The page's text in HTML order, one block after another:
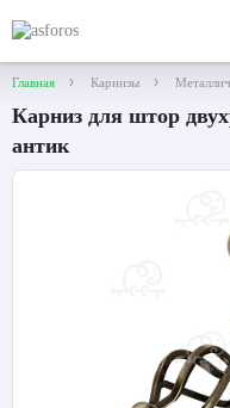
Главная Карнизы
Карниз для штор
антик